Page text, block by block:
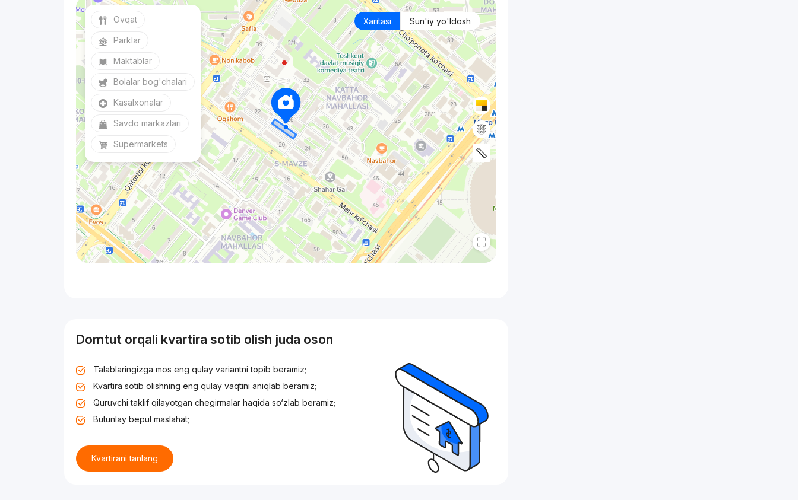
Xaritasi Sun'iy yo'ldosh
Ovqat
Parklar
Maktablar
Bolalar bog'chalari
Kasalxonalar
Savdo markazlari
Supermarkets
Domtut orqali kvartira sotib olish juda oson
Talablaringizga mos eng qulay variantni topib beramiz;
Kvartira sotib olishning eng qulay vaqtini aniqlab beramiz;
Quruvchi taklif qilayotgan chegirmalar haqida so‘zlab beramiz;
Butunlay bepul maslahat;
Kvartirani tanlang